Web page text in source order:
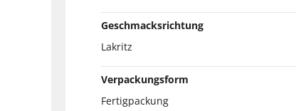
Geschmacksrichtung
Lakritz
Verpackungsform
Fertigpackung